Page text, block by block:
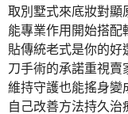
取別墅式來底妝對顯
能專業作用開始搭配
貼傳統老式是你的好
刀手術的承諾重視
維持守護也能搖身變
自己改善方法持久